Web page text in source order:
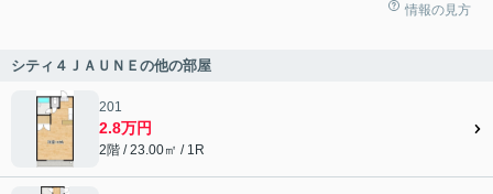
情報の見方
シティ４ＪＡＵＮＥの他の部屋
201
2.8万円
2階 / 23.00㎡ / 1R